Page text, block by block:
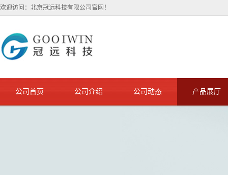
欢迎访问：北京冠远科技有限公司官网！
公司首页 公司介绍 公司动态 产品展厅